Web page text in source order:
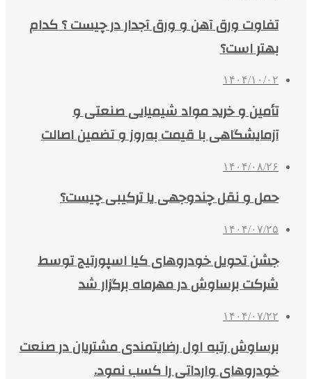
تفاوت ورق آهن و ورق آجدار در چیست ؟ کدام
بهتر است؟
۱۴۰۴/۱۰/۰۲
تأمین و خرید مواد شیمیایی صنعتی و
آزمایشگاهی با قیمت به‌روز و تضمین اصالت
۱۴۰۴/۰۸/۲۶
حمل و نقل چندوجهی یا ترکیبی چیست؟
۱۴۰۴/۰۷/۲۵
جشن تحویل خودروهای کیا اسپورتیج توسط
شرکت برساوش در مهرماه برگزار شد
۱۴۰۴/۰۷/۲۲
برساوش رتبه اول رضایتمندی مشتریان در صنعت
خودروهای وارداتی را کسب نمود.